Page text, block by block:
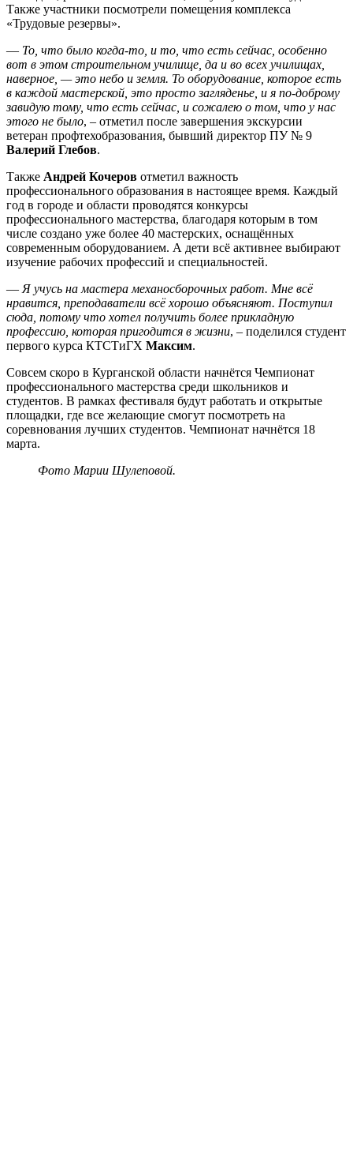
Также участники посмотрели помещения комплекса
«Трудовые резервы».
— То, что было когда-то, и то, что есть сейчас, особенно
вот в этом строительном училище, да и во всех училищах,
наверное, — это небо и земля. То оборудование, которое есть
в каждой мастерской, это просто загляденье, и я по-доброму
завидую тому, что есть сейчас, и сожалею о том, что у нас
этого не было, – отметил после завершения экскурсии
ветеран профтехобразования, бывший директор ПУ № 9
Валерий Глебов.
Также Андрей Кочеров отметил важность
профессионального образования в настоящее время. Каждый
год в городе и области проводятся конкурсы
профессионального мастерства, благодаря которым в том
числе создано уже более 40 мастерских, оснащённых
современным оборудованием. А дети всё активнее выбирают
изучение рабочих профессий и специальностей.
— Я учусь на мастера механосборочных работ. Мне всё
нравится, преподаватели всё хорошо объясняют. Поступил
сюда, потому что хотел получить более прикладную
профессию, которая пригодится в жизни, – поделился студент
первого курса КТСТиГХ Максим.
Совсем скоро в Курганской области начнётся Чемпионат
профессионального мастерства среди школьников и
студентов. В рамках фестиваля будут работать и открытые
площадки, где все желающие смогут посмотреть на
соревнования лучших студентов. Чемпионат начнётся 18
марта.
Фото Марии Шулеповой.